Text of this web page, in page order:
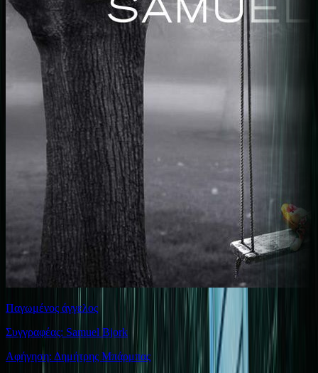
Παγωμένος άγγελος
Συγγραφέας: Samuel Bjork
Αφήγηση: Δημήτρης Μπάρμπας